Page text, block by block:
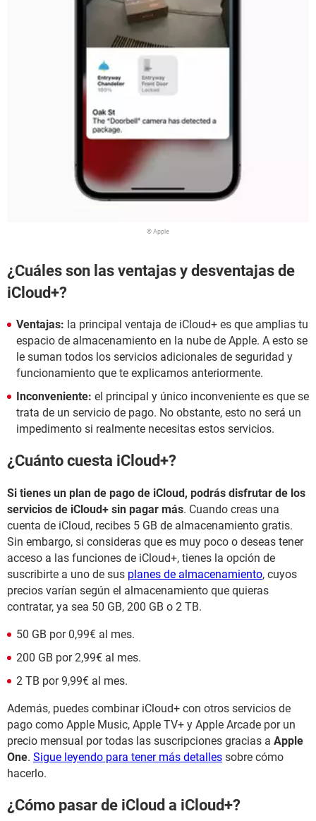
© Apple
¿Cuáles son las ventajas y desventajas de
iCloud+?
Ventajas: la principal ventaja de iCloud+ es que amplias tu
espacio de almacenamiento en la nube de Apple. A esto se
le suman todos los servicios adicionales de seguridad y
funcionamiento que te explicamos anteriormente.
Inconveniente: el principal y único inconveniente es que se
trata de un servicio de pago. No obstante, esto no será un
impedimento si realmente necesitas estos servicios.
¿Cuánto cuesta iCloud+?
Si tienes un plan de pago de iCloud, podrás disfrutar de los
servicios de iCloud+ sin pagar más. Cuando creas una
cuenta de iCloud, recibes 5 GB de almacenamiento gratis.
Sin embargo, si consideras que es muy poco o deseas tener
acceso a las funciones de iCloud+, tienes la opción de
suscribirte a uno de sus planes de almacenamiento, cuyos
precios varían según el almacenamiento que quieras
contratar, ya sea 50 GB, 200 GB o 2 TB.
50 GB por 0,99€ al mes.
200 GB por 2,99€ al mes.
2 TB por 9,99€ al mes.
Además, puedes combinar iCloud+ con otros servicios de
pago como Apple Music, Apple TV+ y Apple Arcade por un
precio mensual por todas las suscripciones gracias a Apple
One. Sigue leyendo para tener más detalles sobre cómo
hacerlo.
¿Cómo pasar de iCloud a iCloud+?